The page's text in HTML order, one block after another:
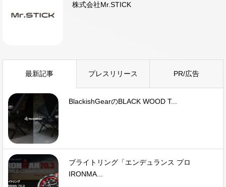
株式会社Mr.STICK
最新記事 プレスリリース PR/広告
BlackishGearのBLACK WOOD T...
ブライトリング「エンデュランス プロ
IRONMA...